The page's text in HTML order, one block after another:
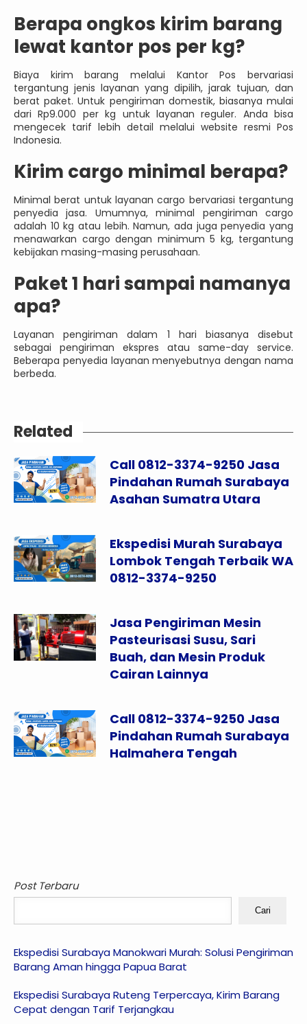
Berapa ongkos kirim barang
lewat kantor pos per kg?
Biaya kirim barang melalui Kantor Pos bervariasi
tergantung jenis layanan yang dipilih, jarak tujuan, dan
berat paket. Untuk pengiriman domestik, biasanya mulai
dari Rp9.000 per kg untuk layanan reguler. Anda bisa
mengecek tarif lebih detail melalui website resmi Pos
Indonesia.
Kirim cargo minimal berapa?
Minimal berat untuk layanan cargo bervariasi tergantung
penyedia jasa. Umumnya, minimal pengiriman cargo
adalah 10 kg atau lebih. Namun, ada juga penyedia yang
menawarkan cargo dengan minimum 5 kg, tergantung
kebijakan masing-masing perusahaan.
Paket 1 hari sampai namanya
apa?
Layanan pengiriman dalam 1 hari biasanya disebut
sebagai pengiriman ekspres atau same-day service.
Beberapa penyedia layanan menyebutnya dengan nama
berbeda.
Related
Call 0812-3374-9250 Jasa
Pindahan Rumah Surabaya
Asahan Sumatra Utara
Ekspedisi Murah Surabaya
Lombok Tengah Terbaik WA
0812-3374-9250
Jasa Pengiriman Mesin
Pasteurisasi Susu, Sari
Buah, dan Mesin Produk
Cairan Lainnya
Call 0812-3374-9250 Jasa
Pindahan Rumah Surabaya
Halmahera Tengah
Post Terbaru
Cari
Ekspedisi Surabaya Manokwari Murah: Solusi Pengiriman
Barang Aman hingga Papua Barat
Ekspedisi Surabaya Ruteng Terpercaya, Kirim Barang
Cepat dengan Tarif Terjangkau